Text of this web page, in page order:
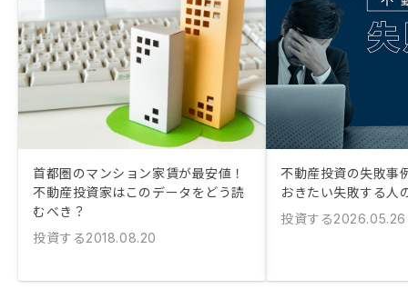
首都圏のマンション家賃が最安値！
不動産投資家はこのデータをどう読
むべき？
投資する2018.08.20
不動産投資の失敗事
おきたい失敗する人
投資する2026.05.26